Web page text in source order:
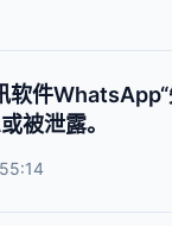
软件WhatsApp“
被泄露。